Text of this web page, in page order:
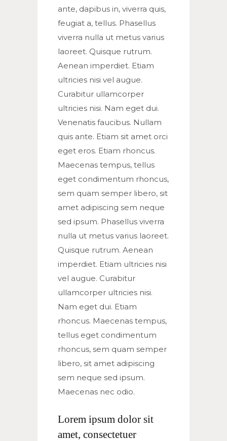
ante, dapibus in, viverra quis,
feugiat a, tellus. Phasellus
viverra nulla ut metus varius
laoreet. Quisque rutrum.
Aenean imperdiet. Etiam
ultricies nisi vel augue.
Curabitur ullamcorper
ultricies nisi. Nam eget dui.
Venenatis faucibus. Nullam
quis ante. Etiam sit amet orci
eget eros. Etiam rhoncus.
Maecenas tempus, tellus
eget condimentum rhoncus,
sem quam semper libero, sit
amet adipiscing sem neque
sed ipsum. Phasellus viverra
nulla ut metus varius laoreet.
Quisque rutrum. Aenean
imperdiet. Etiam ultricies nisi
vel augue. Curabitur
ullamcorper ultricies nisi.
Nam eget dui. Etiam
rhoncus. Maecenas tempus,
tellus eget condimentum
rhoncus, sem quam semper
libero, sit amet adipiscing
sem neque sed ipsum.
Maecenas nec odio.
Lorem ipsum dolor sit
amet, consectetuer